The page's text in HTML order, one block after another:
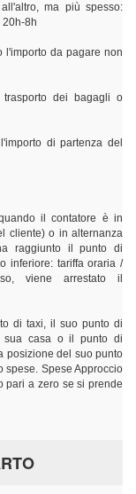
ma più spesso:
20h-8h
l'importo da pagare non
trasporto dei bagagli o
di partenza del
il contatore è in
cliente) o in alternanza
raggiunto il punto di
inferiore: tariffa oraria /
viene arrestato il
di taxi, il suo punto di
sua casa o il punto di
posizione del suo punto
spese. Spese Approccio
pari a zero se si prende